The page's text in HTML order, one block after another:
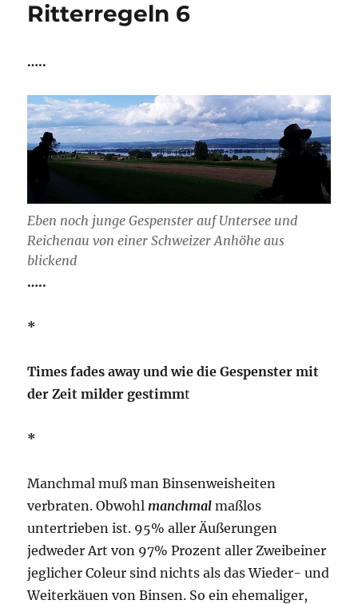
Ritterregeln 6
…..
Eben noch junge Gespenster auf Untersee und
Reichenau von einer Schweizer Anhöhe aus
blickend
…..
*
Times fades away und wie die Gespenster mit
der Zeit milder gestimmt
*
Manchmal muß man Binsenweisheiten
verbraten. Obwohl manchmal maßlos
untertrieben ist. 95% aller Äußerungen
jedweder Art von 97% Prozent aller Zweibeiner
jeglicher Coleur sind nichts als das Wieder- und
Weiterkäuen von Binsen. So ein ehemaliger,